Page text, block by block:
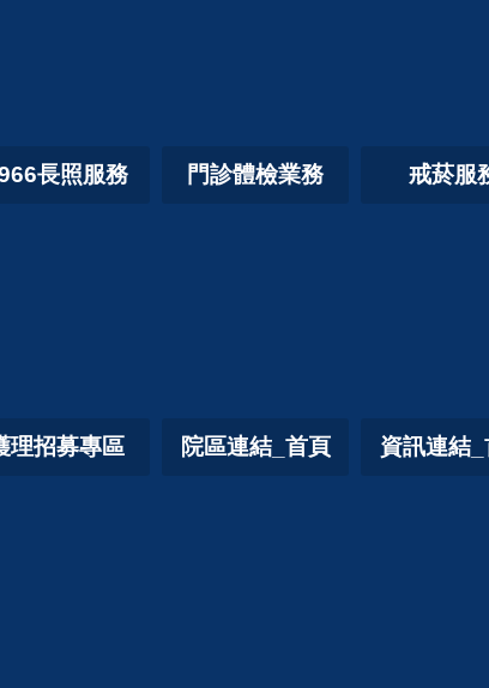
長照服務 門診體檢業務 戒菸服
理招募專區 院區連結_首頁 資訊連結_